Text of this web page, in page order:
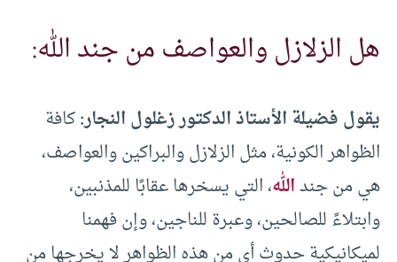
هل الزلازل والعواصف من جند الله:
يقول فضيلة الأستاذ الدكتور زغلول النجار:كافة
الظواهر الكونية، مثل الزلازل والبراكين والعواصف،
هي من جندالله، التي يسخرها عقابًا للمذنبين،
وابتلاءً للصالحين، وعبرة للناجين، وإن فهمنا
لميكانيكية حدوث أي من هذه الظواهر لا يخرجها من